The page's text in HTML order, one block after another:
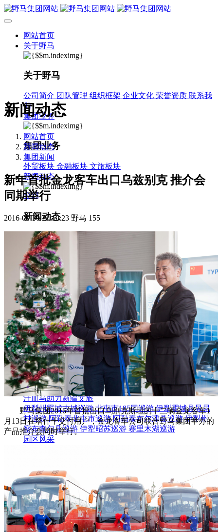
网站首页
关于野马
关于野马
公司简介 团队管理 组织框架 企业文化 荣誉资质 联系我
们
集团业务
集团业务
外贸板块 金融板块 文旅板块
新闻动态
全部
新闻动态
集团新闻 媒体报道
往来名人
人才招聘
人才招聘
人才理念
人才招聘
社会招聘 校园招聘
视觉文化
全部
视觉文化
汗血马助力新疆文旅
伊犁州霍城古城巡游 北屯市185团巡游 伊犁霍城县晃晃
村巡游 阿勒泰北屯市巡游 阿勒泰布尔津县巡游 伊犁州
察布查尔县巡游 伊犁昭苏巡游 赛里木湖巡游
园区风采
场餐厅 健身房
精彩视频 丝路驿站·野马激光秀 寻味腊八 欢聚暖冬
繁
新闻动态
网站首页
新闻动态
集团新闻
新年首批金龙客车出口乌兹别克 推介会
同期举行
2016-01-30 21:10:23 野马 155
野马集团2016年首批出口乌别克斯坦的十二辆金龙客车1
月13日在塔什干交付用户，金龙客车公司联合野马集团举办的
产品推介会同时举行。